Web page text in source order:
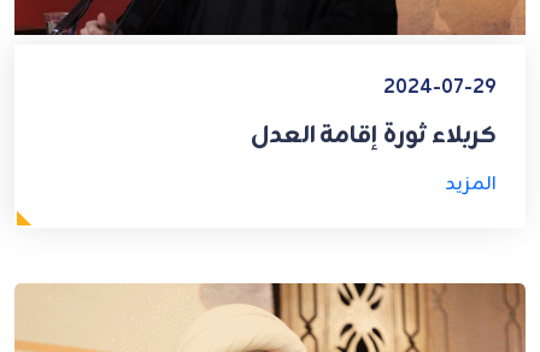
2024-07-29
كربلاء ثورة إقامة العدل
المزيد